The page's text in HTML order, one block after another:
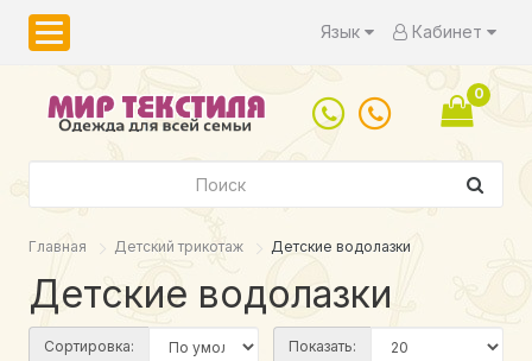
Язык Кабинет
0
Главная Детский трикотаж Детские водолазки
Детские водолазки
Сортировка: Показать: